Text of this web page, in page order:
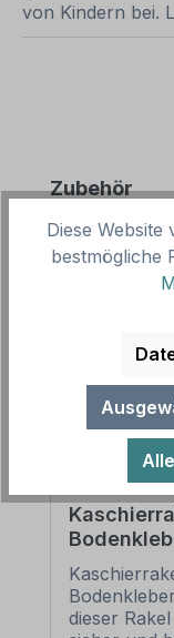
von Kindern bei.
Zubehör
dieser
Diese Website
bestmögliche